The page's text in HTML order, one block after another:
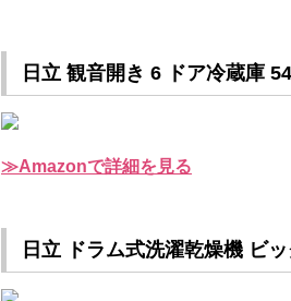
日立 観音開き 6 ドア冷蔵庫
Amazonで詳細を見る
日立 ドラム式洗濯乾燥機 ビ